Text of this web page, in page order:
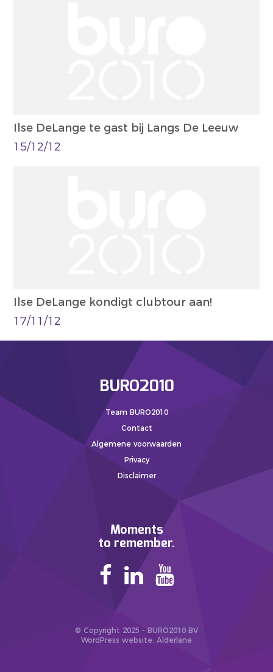
Ilse DeLange te gast bij Langs De Leeuw
15/12/12
Ilse DeLange kondigt clubtour aan!
17/11/12
BURO2010
Team BURO2010
Contact
Algemene voorwaarden
Privacy
Disclaimer
Moments
to remember.
© Copyright 2025 - BURO2010 BV
WordPress website: Alderlane